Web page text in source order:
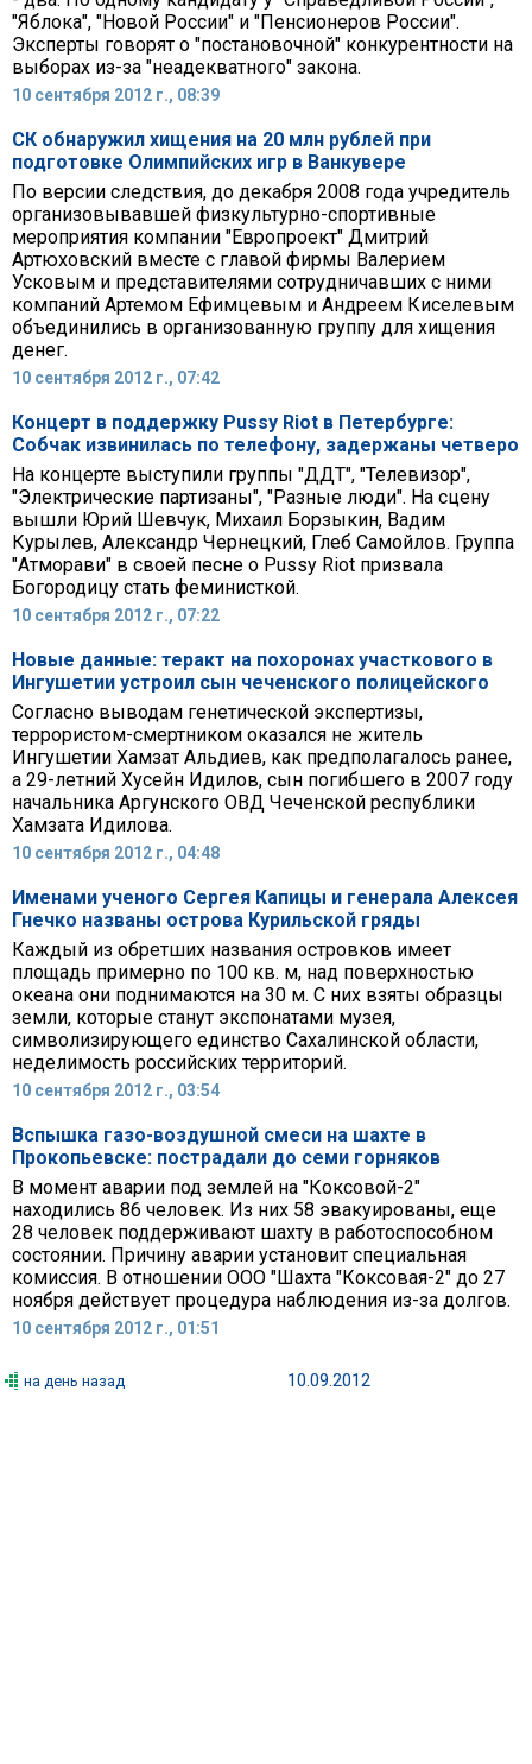
"Яблока", "Новой России" и "Пенсионеров России".
Эксперты говорят о "постановочной" конкурентности на
выборах из-за "неадекватного" закона.
10 сентября 2012 г., 08:39
СК обнаружил хищения на 20 млн рублей при
подготовке Олимпийских игр в Ванкувере
По версии следствия, до декабря 2008 года учредитель
организовывавшей физкультурно-спортивные
мероприятия компании "Европроект" Дмитрий
Артюховский вместе с главой фирмы Валерием
Усковым и представителями сотрудничавших с ними
компаний Артемом Ефимцевым и Андреем Киселевым
объединились в организованную группу для хищения
денег.
10 сентября 2012 г., 07:42
Концерт в поддержку Pussy Riot в Петербурге:
Собчак извинилась по телефону, задержаны четверо
На концерте выступили группы "ДДТ", "Телевизор",
"Электрические партизаны", "Разные люди". На сцену
вышли Юрий Шевчук, Михаил Борзыкин, Вадим
Курылев, Александр Чернецкий, Глеб Самойлов. Группа
"Атморави" в своей песне о Pussy Riot призвала
Богородицу стать феминисткой.
10 сентября 2012 г., 07:22
Новые данные: теракт на похоронах участкового в
Ингушетии устроил сын чеченского полицейского
Согласно выводам генетической экспертизы,
террористом-смертником оказался не житель
Ингушетии Хамзат Альдиев, как предполагалось ранее,
а 29-летний Хусейн Идилов, сын погибшего в 2007 году
начальника Аргунского ОВД Чеченской республики
Хамзата Идилова.
10 сентября 2012 г., 04:48
Именами ученого Сергея Капицы и генерала Алексея
Гнечко названы острова Курильской гряды
Каждый из обретших названия островков имеет
площадь примерно по 100 кв. м, над поверхностью
океана они поднимаются на 30 м. С них взяты образцы
земли, которые станут экспонатами музея,
символизирующего единство Сахалинской области,
неделимость российских территорий.
10 сентября 2012 г., 03:54
Вспышка газо-воздушной смеси на шахте в
Прокопьевске: пострадали до семи горняков
В момент аварии под землей на "Коксовой-2"
находились 86 человек. Из них 58 эвакуированы, еще
28 человек поддерживают шахту в работоспособном
состоянии. Причину аварии установит специальная
комиссия. В отношении ООО "Шахта "Коксовая-2" до 27
ноября действует процедура наблюдения из-за долгов.
10 сентября 2012 г., 01:51
на день назад 10.09.2012